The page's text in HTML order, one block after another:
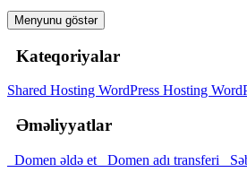
Menyunu göstər
Kateqoriyalar
Shared Hosting WordPress Hosting
Əməliyyatlar
Domen əldə et Domen adı transferi